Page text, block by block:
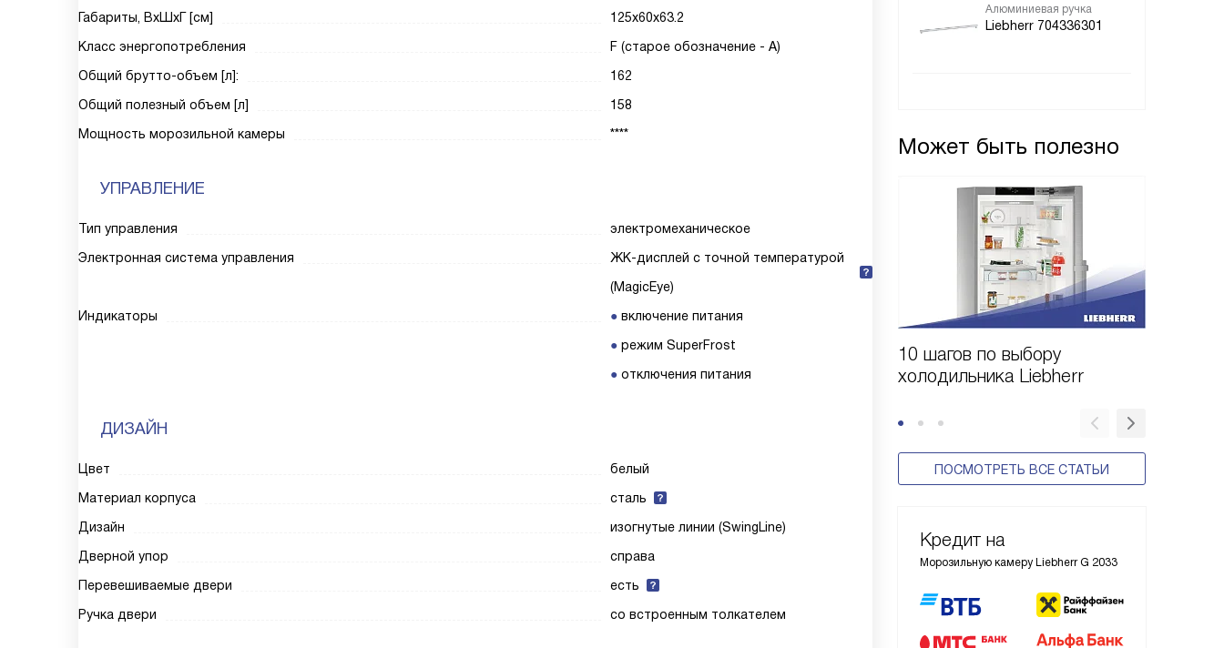
Алюминиевая ручка
Liebherr 704336301
Может быть полезно
10 шагов по выбору
холодильника Liebherr
ПОСМОТРЕТЬ ВСЕ СТАТЬИ
Кредит на
Морозильную камеру Liebherr G 2033
Габариты, ВxШxГ [см]
125x60x63.2
Класс энергопотребления
F (старое обозначение - A)
Общий брутто-объем [л]:
162
Общий полезный объем [л]
158
Мощность морозильной камеры
****
УПРАВЛЕНИЕ
Тип управления
электромеханическое
Электронная система управления
ЖК-дисплей с точной температурой
(MagicEye)
Индикаторы
включение питания
режим SuperFrost
отключения питания
ДИЗАЙН
Цвет
белый
Материал корпуса
сталь
Дизайн
изогнутые линии (SwingLine)
Дверной упор
справа
Перевешиваемые двери
есть
Ручка двери
со встроенным толкателем